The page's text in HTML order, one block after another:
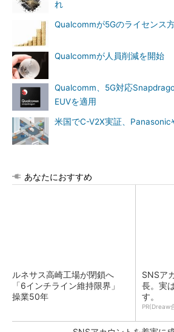
れ
Qualcommが5Gのライセンス
Qualcommが人員削減を開始
Qualcomm、5G対応
EUVを適用
米国でC-V2X実証、
あなたにおすすめ
ルネサス高崎工場が閉鎖へ
「6インチライン維持限界」
操業50年
SNSア
長。実
す。
PR(Dreaw